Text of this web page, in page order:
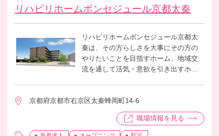
リハビリホームボンセジュール京都太秦
リハビリホームボンセジュール京都太
秦は、その方らしさを大事にその方の
やりたいことを目指すホーム、地域交
流を通して活気・意欲を引き出すホー
ってきたメソッド、業務改善のノウハ
ウを活かし、ご入居者のQOL向上に取
り組んでいきたい方、これまでの経験
を活かしてメンバーとともに１からホ
京都府京都市右京区太秦蜂岡町14-6
職場情報を見る